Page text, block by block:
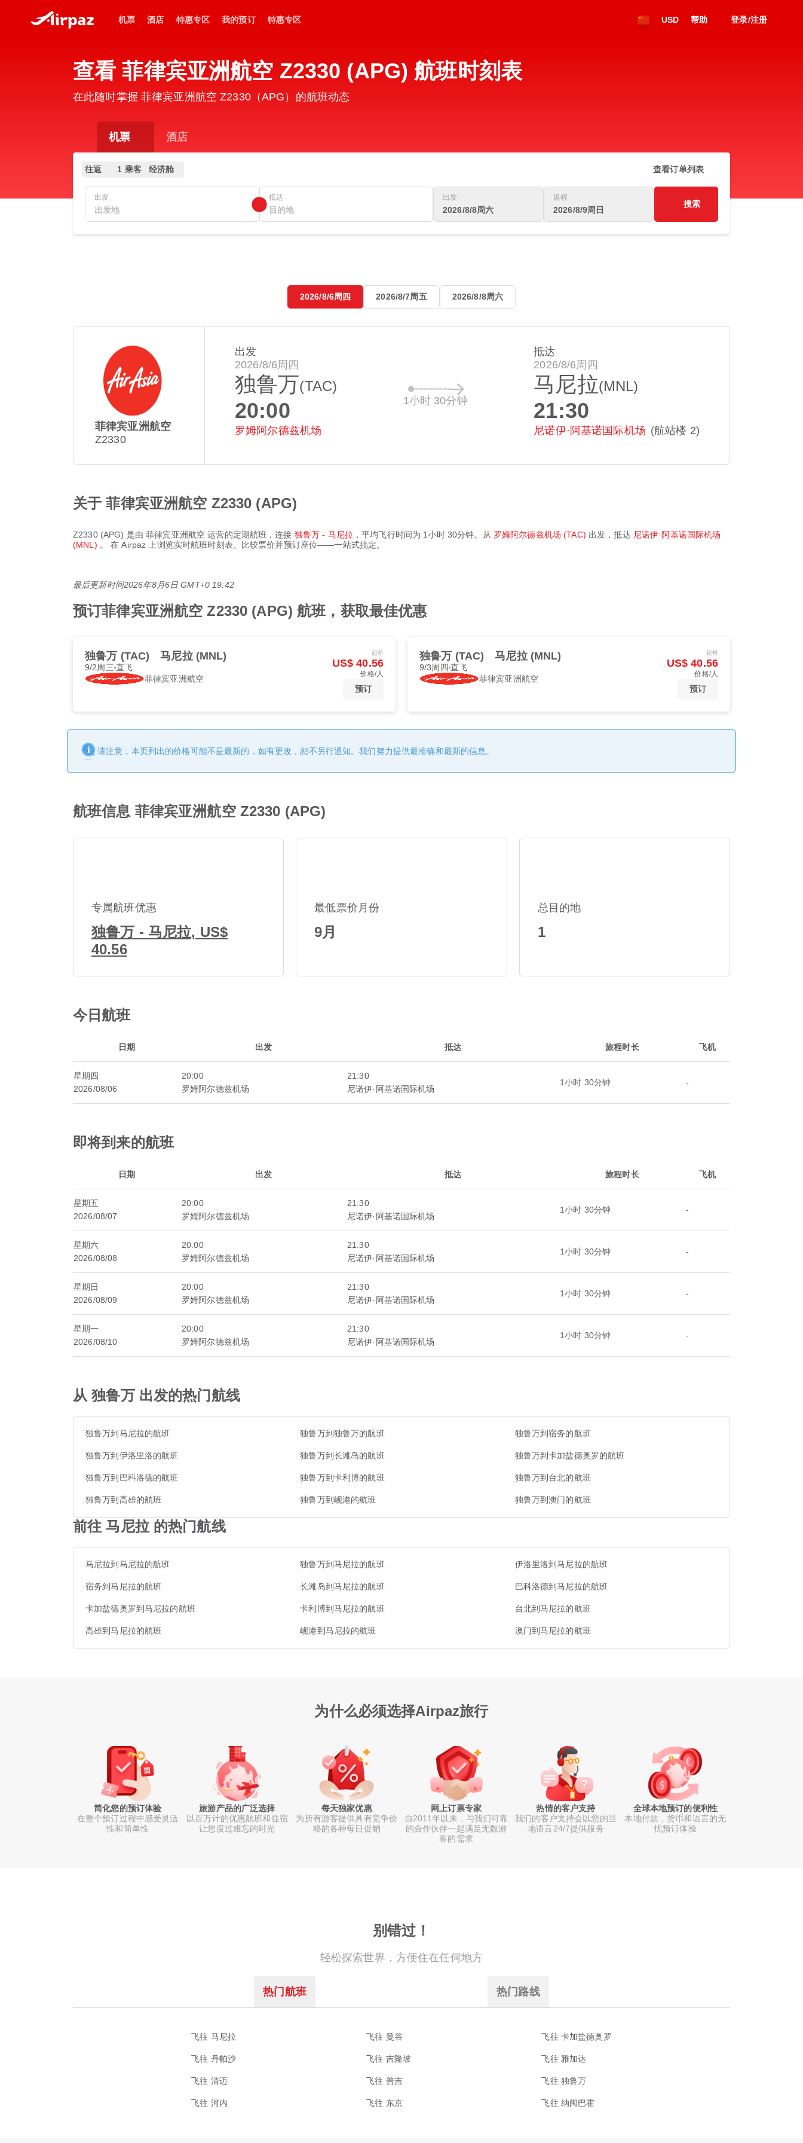
机票 酒店 特惠专区 我的预订 特惠专区 USD 帮助 登录/注册
查看 菲律宾亚洲航空 Z2330 (APG) 航班时刻表
在此随时掌握 菲律宾亚洲航空 Z2330（APG）的航班动态
机票 酒店
往返 1 乘客 经济舱 查看订单列表
出发 抵达 出发
2026/8/8周六
返程
2026/8/9周日
搜索
2026/8/6周四 2026/8/7周五 2026/8/8周六
菲律宾亚洲航空
Z2330
出发
2026/8/6周四
独鲁万(TAC)
20:00
罗姆阿尔德兹机场
1小时 30分钟
抵达
2026/8/6周四
马尼拉(MNL)
21:30
尼诺伊·阿基诺国际机场 (航站楼 2)
关于 菲律宾亚洲航空 Z2330 (APG)
Z2330(APG) 是由菲律宾亚洲航空 运营的定期航班，连接 独鲁万 - 马尼拉 ，平均飞行时间为 1小时 30分钟。从 罗姆阿尔德兹机场 (TAC) 出发，抵达 尼诺伊·阿基诺国际机场
(MNL) 。 在 Airpaz 上浏览实时航班时刻表、比较票价并预订座位——一站式搞定。
最后更新时间2026年8月6日 GMT+0 19:42
预订菲律宾亚洲航空 Z2330 (APG) 航班，获取最佳优惠
独鲁万 (TAC) 马尼拉 (MNL)
9/2周三 直飞
菲律宾亚洲航空
起价
US$ 40.56
价格/人
预订
独鲁万 (TAC) 马尼拉 (MNL)
9/3周四 直飞
菲律宾亚洲航空
起价
US$ 40.56
价格/人
预订
请注意，本页列出的价格可能不是最新的，如有更改，恕不另行通知。我们努力提供最准确和最新的信息。
航班信息 菲律宾亚洲航空 Z2330 (APG)
专属航班优惠
独鲁万 - 马尼拉, US$
40.56
最低票价月份
9月
总目的地
1
今日航班
日期 出发 抵达 旅程时长 飞机
星期四
2026/08/06
20:00
罗姆阿尔德兹机场
21:30
尼诺伊·阿基诺国际机场
1小时 30分钟 -
即将到来的航班
日期 出发 抵达 旅程时长 飞机
星期五
2026/08/07
20:00
罗姆阿尔德兹机场
21:30
尼诺伊·阿基诺国际机场
1小时 30分钟 -
星期六
2026/08/08
20:00
罗姆阿尔德兹机场
21:30
尼诺伊·阿基诺国际机场
1小时 30分钟 -
星期日
2026/08/09
20:00
罗姆阿尔德兹机场
21:30
尼诺伊·阿基诺国际机场
1小时 30分钟 -
星期一
2026/08/10
20:00
罗姆阿尔德兹机场
21:30
尼诺伊·阿基诺国际机场
1小时 30分钟 -
从 独鲁万 出发的热门航线
独鲁万到马尼拉的航班 独鲁万到独鲁万的航班 独鲁万到宿务的航班
独鲁万到伊洛里洛的航班 独鲁万到长滩岛的航班 独鲁万到卡加盐德奥罗的航班
独鲁万到巴科洛德的航班 独鲁万到卡利博的航班 独鲁万到台北的航班
独鲁万到高雄的航班 独鲁万到岘港的航班 独鲁万到澳门的航班
前往 马尼拉 的热门航线
马尼拉到马尼拉的航班 独鲁万到马尼拉的航班 伊洛里洛到马尼拉的航班
宿务到马尼拉的航班 长滩岛到马尼拉的航班 巴科洛德到马尼拉的航班
卡加盐德奥罗到马尼拉的航班 卡利博到马尼拉的航班 台北到马尼拉的航班
高雄到马尼拉的航班 岘港到马尼拉的航班 澳门到马尼拉的航班
为什么必须选择Airpaz旅行
简化您的预订体验
在整个预订过程中感受灵活
性和简单性
旅游产品的广泛选择
以百万计的优惠航班和住宿
让您度过难忘的时光
每天独家优惠
为所有游客提供具有竞争价
格的各种每日促销
网上订票专家
自2011年以来，与我们可靠
的合作伙伴一起满足无数游
客的需求
热情的客户支持
我们的客户支持会以您的当
地语言24/7提供服务
全球本地预订的便利性
本地付款，货币和语言的无
忧预订体验
别错过！
轻松探索世界，方便住在任何地方
热门航班 热门路线
飞往 马尼拉 飞往 曼谷 飞往 卡加盐德奥罗
飞往 丹帕沙 飞往 吉隆坡 飞往 雅加达
飞往 清迈 飞往 普吉 飞往 独鲁万
飞往 河内 飞往 东京 飞往 纳闽巴霍